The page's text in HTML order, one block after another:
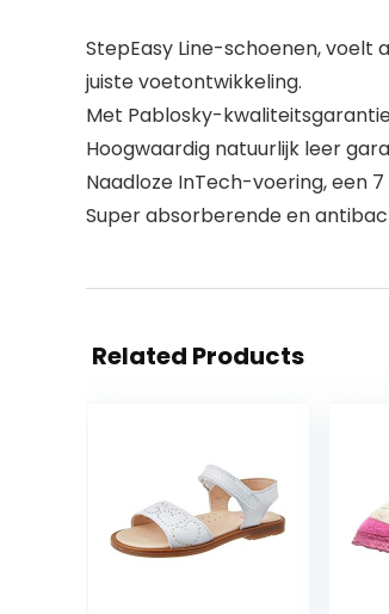
StepEasy Line-schoenen,
juiste voetontwikkeling.
Met Pablosky-
Hoogwaardig natuurlijk leer
Naadloze InTech-voering, een
Super absorberende en
Related Products